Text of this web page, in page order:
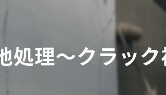
処理〜クラッ